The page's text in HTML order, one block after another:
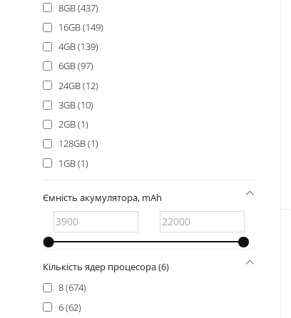
8GB (437)
16GB (149)
4GB (139)
6GB (97)
24GB (12)
3GB (10)
2GB (1)
128GB (1)
1GB (1)
Ємність акумулятора, mAh
Кількість ядер процесора (6)
8 (674)
6 (62)